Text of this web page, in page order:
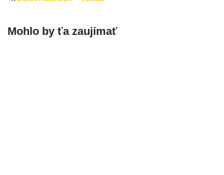
Mohlo by ťa zaujímať